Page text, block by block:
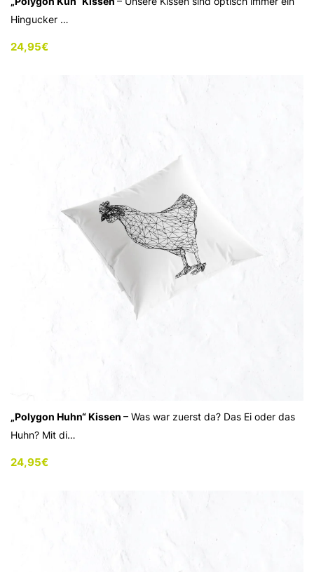
Hingucker …
24,95€
„Polygon Huhn“ Kissen – Was war zuerst da? Das Ei oder das
Huhn? Mit di…
24,95€